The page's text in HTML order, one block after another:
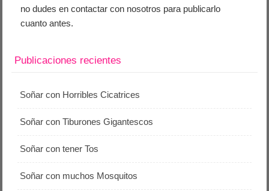
no dudes en contactar con nosotros para publicarlo
cuanto antes.
Publicaciones recientes
Soñar con Horribles Cicatrices
Soñar con Tiburones Gigantescos
Soñar con tener Tos
Soñar con muchos Mosquitos